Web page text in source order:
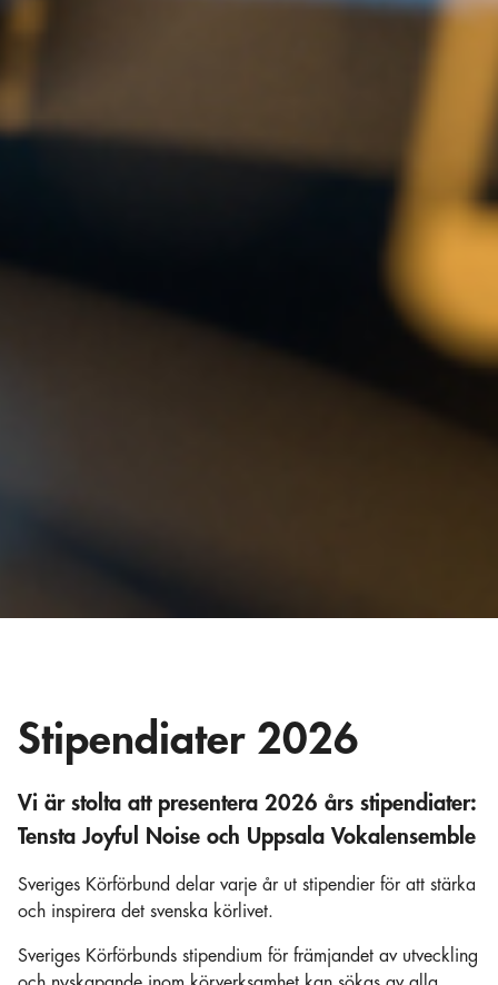
Stipendiater 2026
Vi är stolta att presentera 2026 års stipendiater:
Tensta Joyful Noise och Uppsala Vokalensemble
Sveriges Körförbund delar varje år ut stipendier för att stärka
och inspirera det svenska körlivet.
Sveriges Körförbunds stipendium för främjandet av utveckling